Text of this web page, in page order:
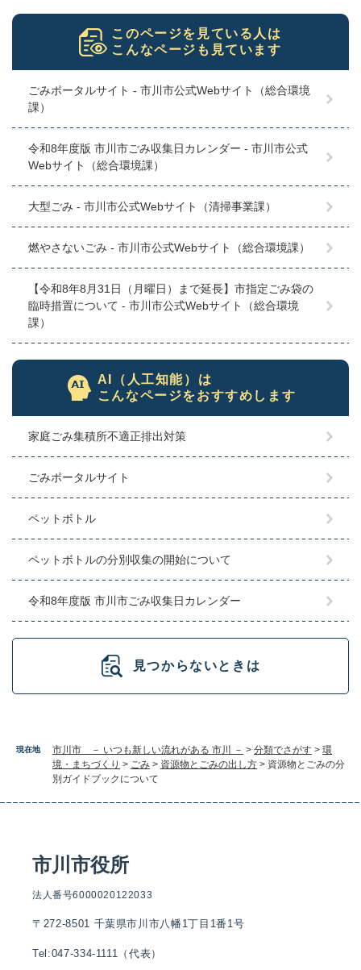
現在地 市川市 － いつも新しい流れがある 市川 － > 分類でさがす > 環
境・まちづくり > ごみ > 資源物とごみの出し方 > 資源物とごみの分
別ガイドブックについて
このページを見ている人は
こんなページも見ています
ごみポータルサイト - 市川市公式Webサイト（総合環境
課）
令和8年度版 市川市ごみ収集日カレンダー - 市川市公式
Webサイト（総合環境課）
大型ごみ - 市川市公式Webサイト（清掃事業課）
燃やさないごみ - 市川市公式Webサイト（総合環境課）
【令和8年8月31日（月曜日）まで延長】市指定ごみ袋の
臨時措置について - 市川市公式Webサイト（総合環境
課）
AI（人工知能）は
こんなページをおすすめします
家庭ごみ集積所不適正排出対策
ごみポータルサイト
ペットボトル
ペットボトルの分別収集の開始について
令和8年度版 市川市ごみ収集日カレンダー
見つからないときは
市川市役所
法人番号6000020122033
〒272-8501 千葉県市川市八幡1丁目1番1号
Tel:047-334-1111（代表）